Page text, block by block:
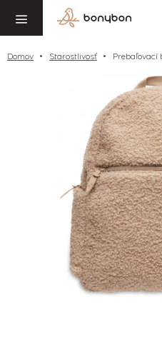
obsah
Domov Starostlivosť Prebaľovací